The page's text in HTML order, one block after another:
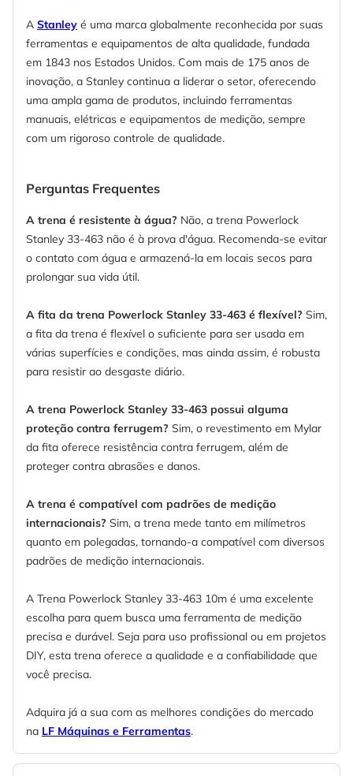
A Stanley é uma marca globalmente reconhecida por suas
ferramentas e equipamentos de alta qualidade, fundada
em 1843 nos Estados Unidos. Com mais de 175 anos de
inovação, a Stanley continua a liderar o setor, oferecendo
uma ampla gama de produtos, incluindo ferramentas
manuais, elétricas e equipamentos de medição, sempre
com um rigoroso controle de qualidade.
Perguntas Frequentes
A trena é resistente à água? Não, a trena Powerlock
Stanley 33-463 não é à prova d'água. Recomenda-se evitar
o contato com água e armazená-la em locais secos para
prolongar sua vida útil.
A fita da trena Powerlock Stanley 33-463 é flexível? Sim,
a fita da trena é flexível o suficiente para ser usada em
várias superfícies e condições, mas ainda assim, é robusta
para resistir ao desgaste diário.
A trena Powerlock Stanley 33-463 possui alguma
proteção contra ferrugem? Sim, o revestimento em Mylar
da fita oferece resistência contra ferrugem, além de
proteger contra abrasões e danos.
A trena é compatível com padrões de medição
internacionais? Sim, a trena mede tanto em milímetros
quanto em polegadas, tornando-a compatível com diversos
padrões de medição internacionais.
A Trena Powerlock Stanley 33-463 10m é uma excelente
escolha para quem busca uma ferramenta de medição
precisa e durável. Seja para uso profissional ou em projetos
DIY, esta trena oferece a qualidade e a confiabilidade que
você precisa.
Adquira já a sua com as melhores condições do mercado
na LF Máquinas e Ferramentas.